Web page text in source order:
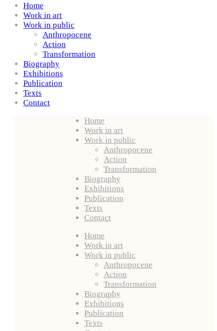
Home
Work in art
Work in public
Anthropocene
Action
Transformation
Biography
Exhibitions
Publication
Texts
Contact
Home
Work in art
Work in public
Anthropocene
Action
Transformation
Biography
Exhibitions
Publication
Texts
Contact
Home
Work in art
Work in public
Anthropocene
Action
Transformation
Biography
Exhibitions
Publication
Texts